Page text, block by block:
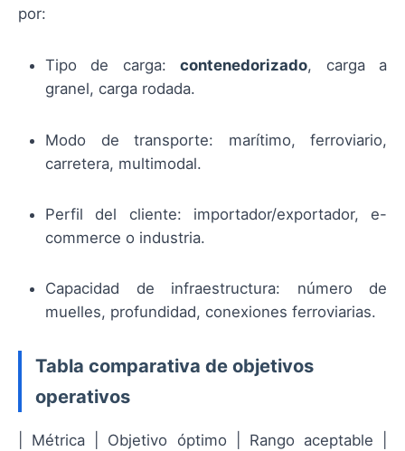
por:
Tipo de carga:contenedorizado, carga a
granel, carga rodada.
Modo de transporte: marítimo, ferroviario,
carretera, multimodal.
Perfil del cliente: importador/exportador, e-
commerce o industria.
Capacidad de infraestructura: número de
muelles, profundidad, conexiones ferroviarias.
Tabla comparativa de objetivos
operativos
| Métrica | Objetivo óptimo | Rango aceptable |